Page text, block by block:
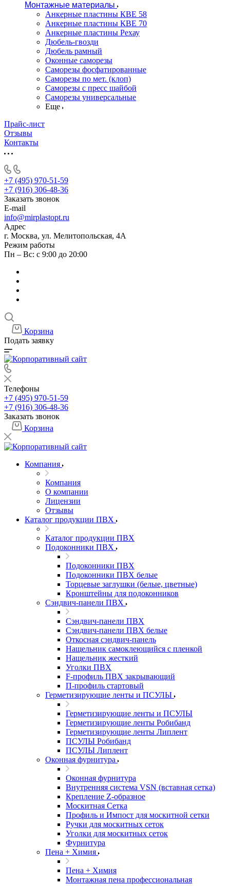
Монтажные материалы
Анкерные пластины КВЕ 58
Анкерные пластины КВЕ 70
Анкерные пластины Рехау
Дюбель-гвозди
Дюбель рамный
Оконные саморезы
Саморезы фосфатированные
Саморезы по мет. (клоп)
Саморезы с пресс шайбой
Саморезы универсальные
Еще
Прайс-лист
Отзывы
Контакты
+7 (495) 970-51-59
+7 (916) 306-48-36
Заказать звонок
E-mail
info@mirplastopt.ru
Адрес
г. Москва, ул. Мелитопольская, 4А
Режим работы
Пн – Вс: с 9:00 до 20:00
Корзина
Подать заявку
Телефоны
+7 (495) 970-51-59
+7 (916) 306-48-36
Заказать звонок
Корзина
Компания
Компания
О компании
Лицензии
Отзывы
Каталог продукции ПВХ
Каталог продукции ПВХ
Подоконники ПВХ
Подоконники ПВХ
Подоконники ПВХ белые
Торцевые заглушки (белые, цветные)
Кронштейны для подоконников
Сэндвич-панели ПВХ
Сэндвич-панели ПВХ
Сэндвич-панели ПВХ белые
Откосная сэндвич-панель
Нащельник самоклеющийся с пленкой
Нащельник жесткий
Уголки ПВХ
F-профиль ПВХ закрывающий
П-профиль стартовый
Герметизирующие ленты и ПСУЛЫ
Герметизирующие ленты и ПСУЛЫ
Герметизирующие ленты Робибанд
Герметизирующие ленты Липлент
ПСУЛЫ Робибанд
ПСУЛЫ Липлент
Оконная фурнитура
Оконная фурнитура
Внутренняя система VSN (вставная сетка)
Крепление Z-образное
Москитная Сетка
Профиль и Импост для москитной сетки
Ручки для москитных сеток
Уголки для москитных сеток
Фурнитура
Пена + Химия
Пена + Химия
Монтажная пена профессиональная